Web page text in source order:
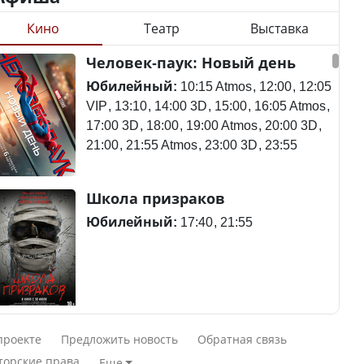
ли представлены
регионов в
төменгі жалақы,
экология: жеті
сайлаушылармен
талқылап жатыр?
зарплата,
говорят с
Станет ли
метапневмовирус
эпидемией, рассказали в
ВОЗ
потерпел крушение в
Южной Корее, погибли
120 человек
Актау: Путин принес
Кино Театр Выставка
Человек-паук: Новый день
Юбилейный: 10:15 Atmos 12:00 12:05
VIP 13:10 14:00 3D 15:00 16:05 Atmos
17:00 3D 18:00 19:00 Atmos 20:00 3D
21:00 21:55 Atmos 23:00 3D 23:55
Школа призраков
Юбилейный: 17:40 21:55
Смешарики сквозь вселенные
Юбилейный:
Предложить новость
Обратная связь